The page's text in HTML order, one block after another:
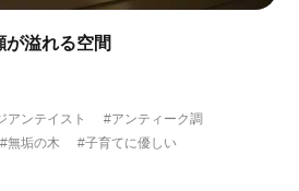
が溢れる空間
アンテイスト
#アンティーク調
#無垢の木
#子育てに優しい